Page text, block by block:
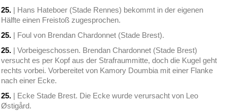
25. | Hans Hateboer (Stade Rennes) bekommt in der eigenen
Hälfte einen Freistoß zugesprochen.
25. | Foul von Brendan Chardonnet (Stade Brest).
25. | Vorbeigeschossen. Brendan Chardonnet (Stade Brest)
versucht es per Kopf aus der Strafraummitte, doch die Kugel geht
rechts vorbei. Vorbereitet von Kamory Doumbia mit einer Flanke
nach einer Ecke.
25. | Ecke Stade Brest. Die Ecke wurde verursacht von Leo
Østigård.